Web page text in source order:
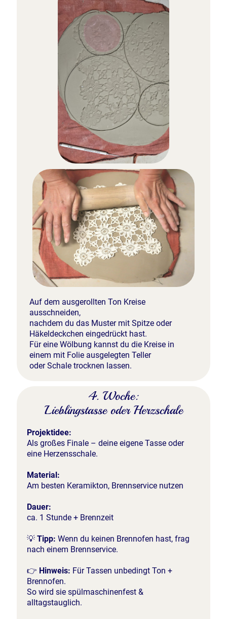
Auf dem ausgerollten Ton Kreise
ausschneiden,
nachdem du das Muster mit Spitze oder
Häkeldeckchen eingedrückt hast.
Für eine Wölbung kannst du die Kreise in
einem mit Folie ausgelegten Teller
oder Schale trocknen lassen.
4. Woche:
Lieblingstasse oder Herzschale
Projektidee:
Als großes Finale – deine eigene Tasse oder
eine Herzensschale.
Material:
Am besten Keramikton, Brennservice nutzen
Dauer:
ca. 1 Stunde + Brennzeit
💡 Tipp: Wenn du keinen Brennofen hast, frag
nach einem Brennservice.
👉 Hinweis: Für Tassen unbedingt Ton +
Brennofen.
So wird sie spülmaschinenfest &
alltagstauglich.